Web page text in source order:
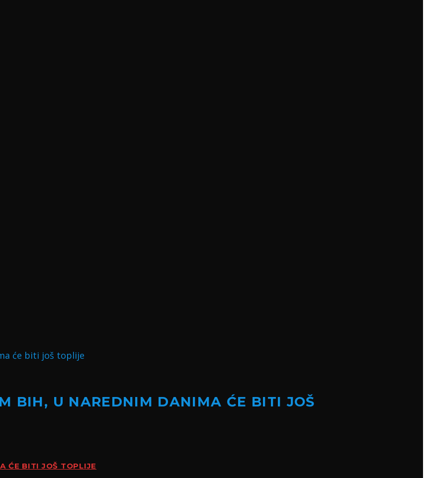
BIH, U NAREDNIM DANIMA ĆE BITI JOŠ
ĆE BITI JOŠ TOPLIJE